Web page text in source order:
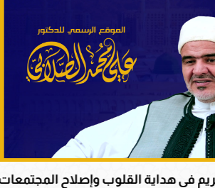
القلوب وإصلاح المجتمعات وقيادة